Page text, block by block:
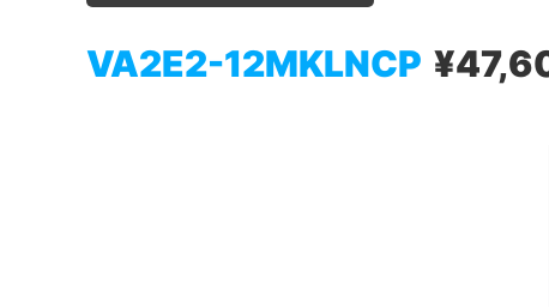
VA2E2-12MKLNCP